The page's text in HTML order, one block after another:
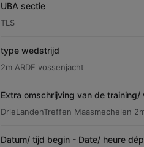
UBA sectie
TLS
type wedstrijd
2m ARDF vossenjacht
Extra omschrijving van de
DrieLandenTreffen Maasmechelen
Datum/ tijd begin - Date/ heure